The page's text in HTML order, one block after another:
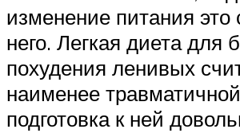
изменение питания это
него. Легкая диета для
похудения ленивых
наименее
подготовка к ней